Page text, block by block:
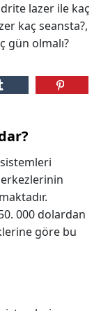
lazer ile kaç
kaç seansta?,
gün olmalı?
000 dolardan
göre bu